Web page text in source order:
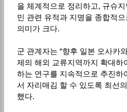
을 체계적으로 정리하고, 규슈
민 관련 유적과 지명을 종합적
의미가 크다.
군 관계자는 “향후 일본 오사카
제의 해외 교류지역까지 확대하
하는 연구를 지속적으로 추진하
서 자리매김 할 수 있도록 최선
했다.